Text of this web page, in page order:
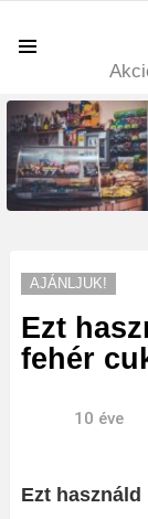
LATEST
STORIES
AJÁNLJUK!
Ezt
fehér
10 éve
Ezt